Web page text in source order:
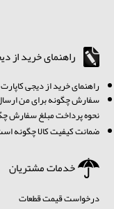
راهنمای خرید از
راهنمای خرید از دیجی کاپارت
سفارش چگونه برای من
نحوه پرداخت مبلغ سفارش
ضمانت کیفیت کالا چگونه
خدمات مشتریان
درخواست قیمت قطعات